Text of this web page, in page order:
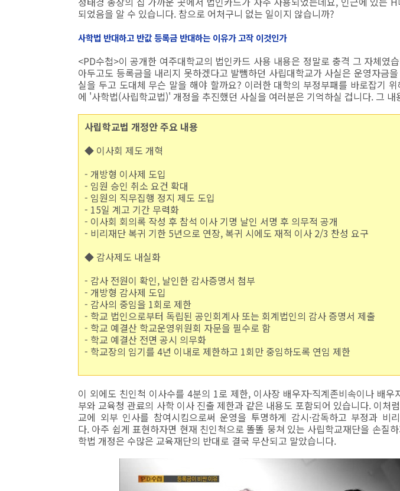
되었음을 알 수 있습니다. 참으로 어처구니 없는 일이지 않습니까?
사학법 반대하고 반값 등록금 반대하는 이유가 고작 이것인가
<PD수첩>이 공개한 여주대학교의 법인카드 사용 내용은 정말로 충격 그 자체였
아두고도 등록금을 내리지 못하겠다고 발뺌하던 사립대학교가 사실은 운영자금
실을 두고 도대체 무슨 말을 해야 할까요? 이러한 대학의 부정부패를 바로잡기
에 '사학법(사립학교법)' 개정을 추진했던 사실을 여러분은 기억하실 겁니다. 그
사립학교법 개정안 주요 내용
◆ 이사회 제도 개혁
- 개방형 이사제 도입
- 임원 승인 취소 요건 확대
- 임원의 직무집행 정지 제도 도입
- 15일 계고 기간 무력화
- 이사회 회의록 작성 후 참석 이사 기명 날인 서명 후 의무적 공개
- 비리재단 복귀 기한 5년으로 연장, 복귀 시에도 재적 이사 2/3 찬성 요구
◆ 감사제도 내실화
- 감사 전원이 확인, 날인한 감사증명서 첨부
- 개방형 감사제 도입
- 감사의 중임을 1회로 제한
- 학교 법인으로부터 독립된 공인회계사 또는 회계법인의 감사 증명서 제출
- 학교 예결산 학교운영위원회 자문을 필수로 함
- 학교 예결산 전면 공시 의무화
- 학교장의 임기를 4년 이내로 제한하고 1회만 중임하도록 연임 제한
이 외에도 친인척 이사수를 4분의 1로 제한, 이사장 배우자·직계존비속이나 배
부와 교육청 관료의 사학 이사 진출 제한과 같은 내용도 포함되어 있습니다. 이처
교에 외부 인사를 참여시킴으로써 운영을 투명하게 감시·감독하고 부정과 비
다. 아주 쉽게 표현하자면 현재 친인척으로 똘똘 뭉쳐 있는 사립학교재단을 손질
학법 개정은 수많은 교육재단의 반대로 결국 무산되고 말았습니다.